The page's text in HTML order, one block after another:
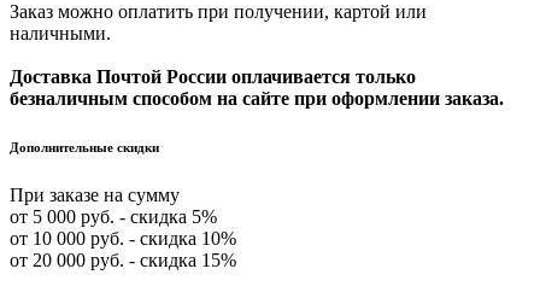
Заказ можно оплатить при получении, картой или
наличными.
Доставка Почтой России оплачивается только
безналичным способом на сайте при оформлении заказа.
Дополнительные скидки
При заказе на сумму
от 5 000 руб. - скидка 5%
от 10 000 руб. - скидка 10%
от 20 000 руб. - скидка 15%